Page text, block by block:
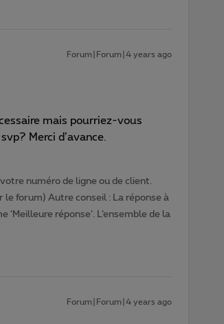
Forum|Forum|4 years ago
mais pourriez-vous
Merci d’avance.
numéro de ligne ou de client.
forum) Autre conseil : La réponse à
réponse’. L’ensemble de la
Forum|Forum|4 years ago